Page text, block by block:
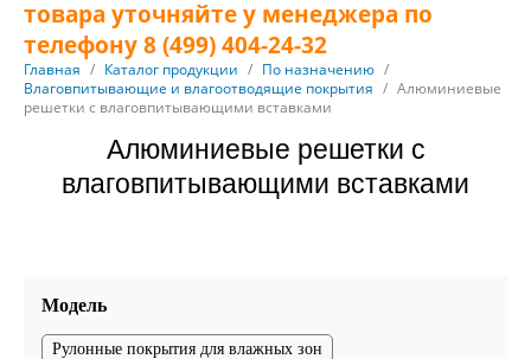
товара уточняйте у менеджера по
телефону 8 (499) 404-24-32
Главная / Каталог продукции / По назначению /
Влаговпитывающие и влагоотводящие покрытия / Алюминиевые
решетки с влаговпитывающими вставками
Алюминиевые решетки с
влаговпитывающими вставками
Модель
Рулонные покрытия для влажных зон